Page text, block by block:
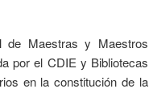
de Maestras y Maestros
por el CDIE y Bibliotecas
en la constitución de la